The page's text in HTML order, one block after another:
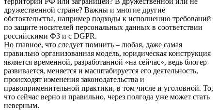
дружественной стране? Важны и многие другие
обстоятельства, например подходы к исполнению требований
по защите носителей персональных данных в соответствии
российскими ФЗ и с DGPR.
Но главное, что следует помнить – любая, даже самая
правильно организованная модель, юридическая конструкция
является временной, разработанной «на сейчас», ведь блогер
развивается, меняется и масштабируется его деятельность,
происходят изменения законодательства и
правоприменительной практики, в том числе и уголовной. То,
что сейчас верно и правильно, через полгода уже может стать
неверным.